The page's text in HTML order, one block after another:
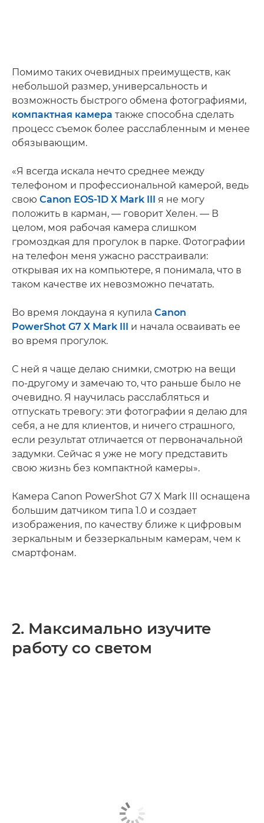
Помимо таких очевидных преимуществ, как
небольшой размер, универсальность и
возможность быстрого обмена фотографиями,
компактная камера также способна сделать
процесс съемок более расслабленным и менее
обязывающим.
«Я всегда искала нечто среднее между
телефоном и профессиональной камерой, ведь
свою Canon EOS-1D X Mark III я не могу
положить в карман, — говорит Хелен. — В
целом, моя рабочая камера слишком
громоздкая для прогулок в парке. Фотографии
на телефон меня ужасно расстраивали:
открывая их на компьютере, я понимала, что в
таком качестве их невозможно печатать.
Во время локдауна я купила Canon
PowerShot G7 X Mark III и начала осваивать ее
во время прогулок.
С ней я чаще делаю снимки, смотрю на вещи
по-другому и замечаю то, что раньше было не
очевидно. Я научилась расслабляться и
отпускать тревогу: эти фотографии я делаю для
себя, а не для клиентов, и ничего страшного,
если результат отличается от первоначальной
задумки. Сейчас я уже не могу представить
свою жизнь без компактной камеры».
Камера Canon PowerShot G7 X Mark III оснащена
большим датчиком типа 1.0 и создает
изображения, по качеству ближе к цифровым
зеркальным и беззеркальным камерам, чем к
смартфонам.
2. Максимально изучите
работу со светом